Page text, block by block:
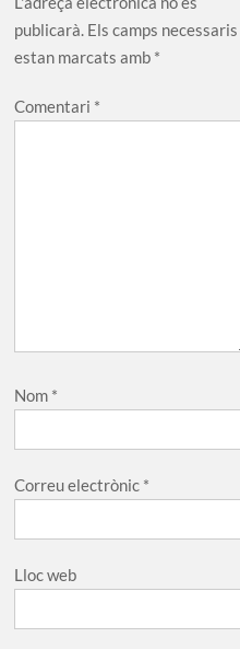
publicarà. Els camps necessaris
estan marcats amb *
Comentari *
Nom *
Correu electrònic *
Lloc web